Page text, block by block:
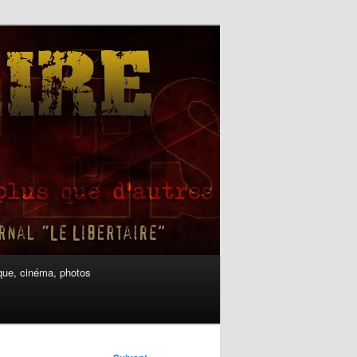
cinéma, photos